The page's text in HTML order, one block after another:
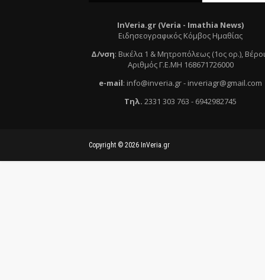
InVeria.gr (Veria - Ιmathia News)
Ειδησεογραφικός Κόμβος Ημαθίας
Δ/νση: Βικέλα 1 & Μητροπόλεως (1ος ορ.),
Αριθμός Γ.Ε.ΜΗ 168671726000
e-mail: info@inveria.gr- inveriagr@gmail.com
Τηλ. 2331 303 763 - 6942982745
Copyright © 2026 InVeria.gr